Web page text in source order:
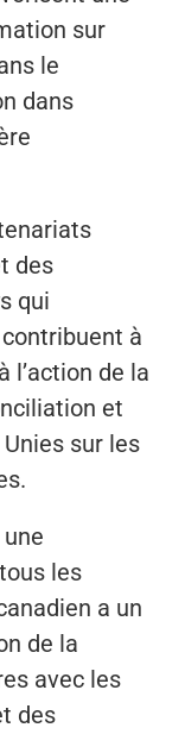
sur
le
dans
des
qui
à
l’action de la
et
sur les
les
a un
de la
avec les
des